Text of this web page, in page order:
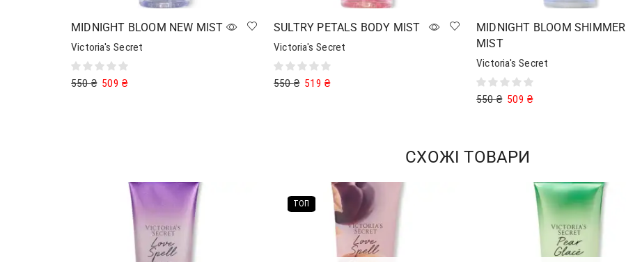
MIDNIGHT BLOOM NEW MIST
Victoria's Secret
550₴ 509₴
SULTRY PETALS BODY MIST
Victoria's Secret
550₴ 519₴
MIDNIGHT BLOOM SHIMMER
MIST
Victoria's Secret
550₴ 509₴
СХОЖІ ТОВАРИ
ТОП